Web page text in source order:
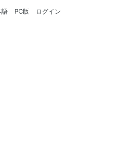
語 PC版 ログイン